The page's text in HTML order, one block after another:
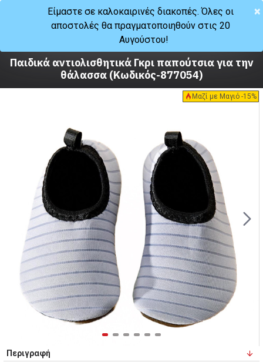
Καλοκαίρι Σανδάλια
Παιδικά αντιολισθητικά Γκρι παπούτσια για την
θάλασσα (Κωδικός-877054)
Μαζί με Μαγιό -15%
Περιγραφή
×
Είμαστε σε καλοκαιρινές διακοπές. Όλες οι
αποστολές θα πραγματοποιηθούν στις 20
Αυγούστου!